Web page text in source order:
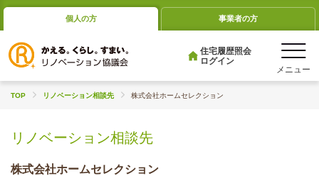
個人の方 事業者の方
住宅履歴照会
ログイン
TOP リノベーション相談先 株式会社ホームセレクション
リノベーション相談先
株式会社ホームセレクション